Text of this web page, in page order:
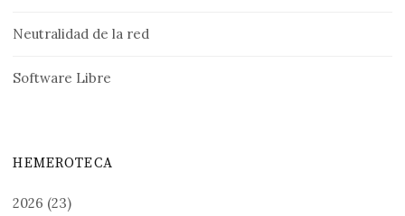
Neutralidad de la red
Software Libre
HEMEROTECA
2026 (23)